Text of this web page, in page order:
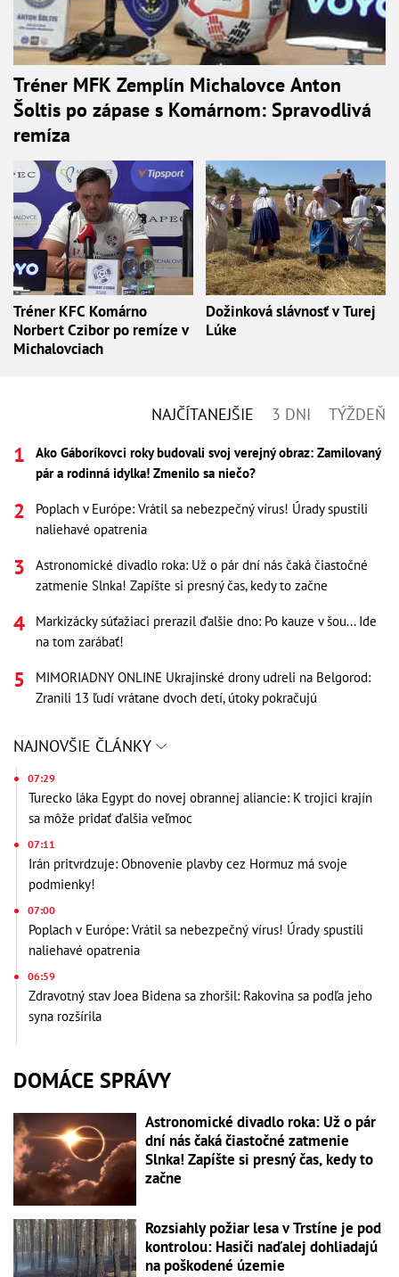
Tréner MFK Zemplín Michalovce Anton
Šoltis po zápase s Komárnom: Spravodlivá
remíza
Tréner KFC Komárno
Norbert Czibor po remíze v
Michalovciach
Dožinková slávnosť v Turej
Lúke
NAJČÍTANEJŠIE 3 DNI TÝŽDEŇ
Ako Gáboríkovci roky budovali svoj verejný obraz: Zamilovaný
pár a rodinná idylka! Zmenilo sa niečo?
Poplach v Európe: Vrátil sa nebezpečný vírus! Úrady spustili
naliehavé opatrenia
Astronomické divadlo roka: Už o pár dní nás čaká čiastočné
zatmenie Slnka! Zapíšte si presný čas, kedy to začne
Markizácky súťažiaci prerazil ďalšie dno: Po kauze v šou... Ide
na tom zarábať!
MIMORIADNY ONLINE Ukrajinské drony udreli na Belgorod:
Zranili 13 ľudí vrátane dvoch detí, útoky pokračujú
NAJNOVŠIE ČLÁNKY
07:29
Turecko láka Egypt do novej obrannej aliancie: K trojici krajín
sa môže pridať ďalšia veľmoc
07:11
Irán pritvrdzuje: Obnovenie plavby cez Hormuz má svoje
podmienky!
07:00
Poplach v Európe: Vrátil sa nebezpečný vírus! Úrady spustili
naliehavé opatrenia
06:59
Zdravotný stav Joea Bidena sa zhoršil: Rakovina sa podľa jeho
syna rozšírila
DOMÁCE SPRÁVY
Astronomické divadlo roka: Už o pár
dní nás čaká čiastočné zatmenie
Slnka! Zapíšte si presný čas, kedy to
začne
Rozsiahly požiar lesa v Trstíne je pod
kontrolou: Hasiči naďalej dohliadajú
na poškodené územie